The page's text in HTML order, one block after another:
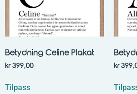
Betydning Celine Plakat
kr399,00
Tilpass
kr